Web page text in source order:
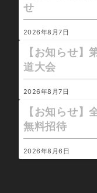
せ
2026年8月7日
【お知らせ
道大会
2026年8月7日
【お知らせ
無料招待
2026年8月6日